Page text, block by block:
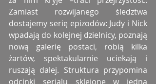
Zamiast rozwijanego śledztwa
dostajemy serię epizodów: Judy i Nick
wpadają do kolejnej dzielnicy, poznają
nową galerię postaci, robią kilka
żartów, spektakularnie uciekają i
ruszają dalej. Struktura przypomina
odcinki serialu sklejone w jedną